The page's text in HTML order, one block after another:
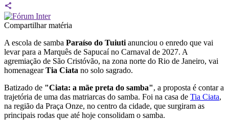
Compartilhar matéria
A escola de samba Paraíso do Tuiuti anunciou o enredo que vai
levar para a Marquês de Sapucaí no Carnaval de 2027. A
agremiação de São Cristóvão, na zona norte do Rio de Janeiro, vai
homenagearTia Ciata no solo sagrado.
Batizado de "Ciata: a mãe preta do samba", a proposta é contar a
trajetória de uma das matriarcas do samba. Foi na casa de Tia Ciata,
na região da Praça Onze, no centro da cidade, que surgiram as
principais rodas que até hoje consolidam o samba.